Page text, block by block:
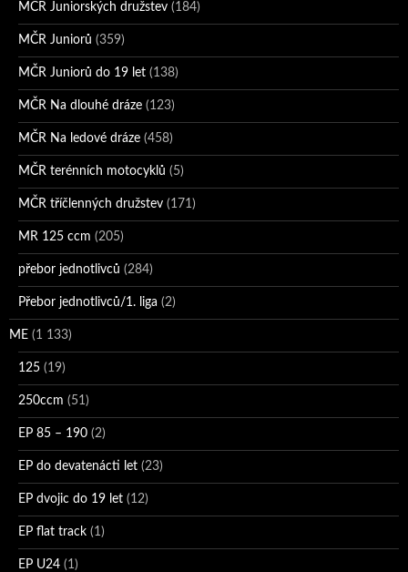
MČR Juniorských družstev (184)
MČR Juniorů (359)
MČR Juniorů do 19 let (138)
MČR Na dlouhé dráze (123)
MČR Na ledové dráze (458)
MČR terénních motocyklů (5)
MČR tříčlenných družstev (171)
MR 125 ccm (205)
přebor jednotlivců (284)
Přebor jednotlivců/1. liga (2)
ME (1 133)
125 (19)
250ccm (51)
EP 85 – 190 (2)
EP do devatenácti let (23)
EP dvojic do 19 let (12)
EP flat track (1)
EP U24 (1)